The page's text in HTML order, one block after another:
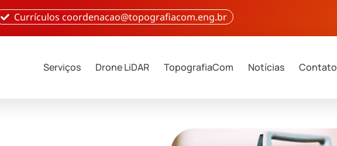
Currículos coordenacao@topografiacom.eng.br
Serviços Drone LiDAR TopografiaCom Notícias Contato